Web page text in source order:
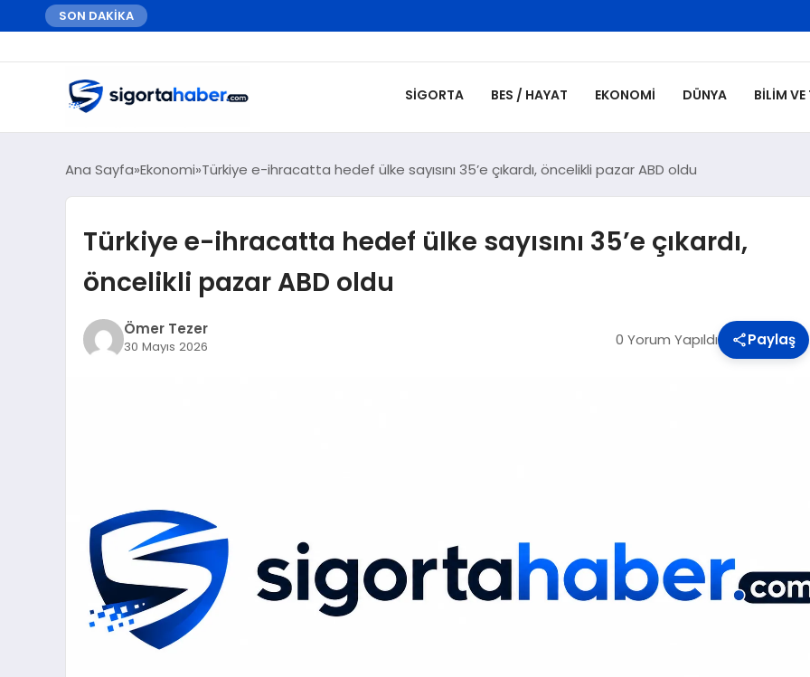
SON DAKİKA
SIGORTA BES / HAYAT EKONOMI DÜNYA BILIM
Ana Sayfa Ekonomi Türkiye e-ihracatta hedef ülke sayısını 35’e çıkardı, öncelikli pazar ABD oldu
Türkiye e-ihracatta hedef ülke sayısını 35’e çıkardı,
öncelikli pazar ABD oldu
Ömer Tezer
30 Mayıs 2026 0 Yorum Yapıldı Paylaş